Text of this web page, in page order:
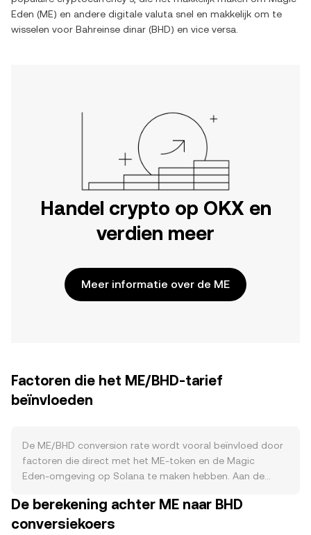
Eden (ME) en andere digitale valuta snel en makkelijk om te
wisselen voor Bahreinse dinar (BHD) en vice versa.
Handel crypto op OKX en
verdien meer
Meer informatie over de ME
Factoren die het ME/BHD-tarief
beïnvloeden
De ME/BHD conversion rate wordt vooral beïnvloed door
factoren die direct met het ME‑token en de Magic
Eden‑omgeving op Solana te maken hebben. Aan de
ontgrendelingen een rol, omdat airdrops,
ecosysteem‑incentives en team‑ of
De berekening achter ME naar BHD
conversiekoers